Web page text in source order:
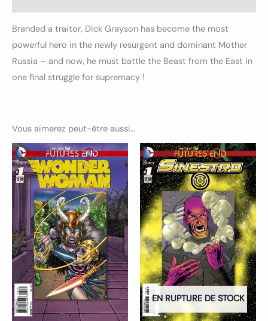
Branded a traitor, Dick Grayson has become the most
powerful hero in the newly resurgent and dominant Mother
Russia – and now, he must battle the Beast from the East in
one final struggle for supremacy !
Vous aimerez peut-être aussi…
Ce
produit
plusieurs
variations.
Les
options
peuvent
être
choisies
sur
EN RUPTURE DE STOCK
Ce
a
Les
être
sur